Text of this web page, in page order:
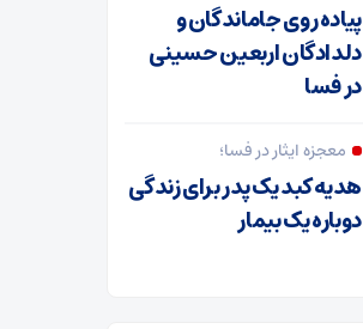
پیاده روی جاماندگان و
دلدادگان اربعین حسینی
در فسا
معجزه ایثار در فسا؛
هدیه کبد یک پدر برای زندگی
دوباره یک بیمار